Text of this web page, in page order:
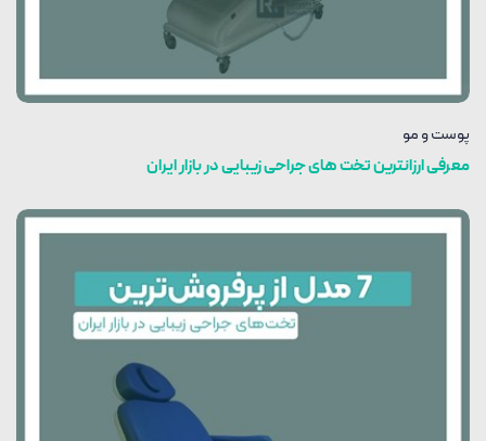
پوست و مو
معرفی ارزانترین تخت های جراحی زیبایی در بازار ایران